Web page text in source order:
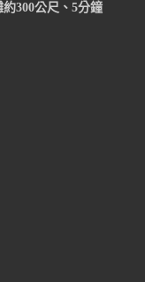
300公尺、5分鐘